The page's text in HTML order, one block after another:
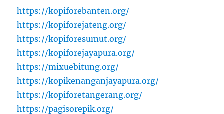
https://kopiforebanten.org/
https://kopiforejateng.org/
https://kopiforesumut.org/
https://kopiforejayapura.org/
https://mixuebitung.org/
https://kopikenanganjayapura.org/
https://kopiforetangerang.org/
https://pagisorepik.org/